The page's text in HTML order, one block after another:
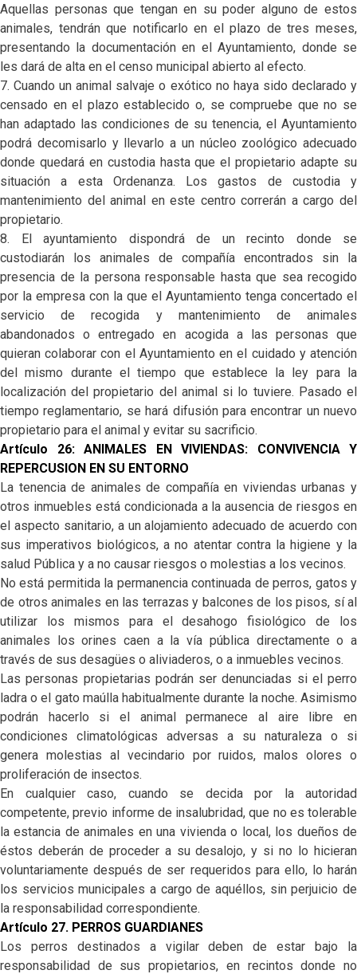
Aquellas personas que tengan en su poder alguno de estos
animales, tendrán que notificarlo en el plazo de tres meses,
presentando la documentación en el Ayuntamiento, donde se
les dará de alta en el censo municipal abierto al efecto.
7. Cuando un animal salvaje o exótico no haya sido declarado y
censado en el plazo establecido o, se compruebe que no se
han adaptado las condiciones de su tenencia, el Ayuntamiento
podrá decomisarlo y llevarlo a un núcleo zoológico adecuado
donde quedará en custodia hasta que el propietario adapte su
situación a esta Ordenanza. Los gastos de custodia y
mantenimiento del animal en este centro correrán a cargo del
propietario.
8. El ayuntamiento dispondrá de un recinto donde se
custodiarán los animales de compañía encontrados sin la
presencia de la persona responsable hasta que sea recogido
por la empresa con la que el Ayuntamiento tenga concertado el
servicio de recogida y mantenimiento de animales
abandonados o entregado en acogida a las personas que
quieran colaborar con el Ayuntamiento en el cuidado y atención
del mismo durante el tiempo que establece la ley para la
localización del propietario del animal si lo tuviere. Pasado el
tiempo reglamentario, se hará difusión para encontrar un nuevo
propietario para el animal y evitar su sacrificio.
Artículo 26: ANIMALES EN VIVIENDAS: CONVIVENCIA Y
REPERCUSION EN SU ENTORNO
La tenencia de animales de compañía en viviendas urbanas y
otros inmuebles está condicionada a la ausencia de riesgos en
el aspecto sanitario, a un alojamiento adecuado de acuerdo con
sus imperativos biológicos, a no atentar contra la higiene y la
salud Pública y a no causar riesgos o molestias a los vecinos.
No está permitida la permanencia continuada de perros, gatos y
de otros animales en las terrazas y balcones de los pisos, sí al
utilizar los mismos para el desahogo fisiológico de los
animales los orines caen a la vía pública directamente o a
través de sus desagües o aliviaderos, o a inmuebles vecinos.
Las personas propietarias podrán ser denunciadas si el perro
ladra o el gato maúlla habitualmente durante la noche. Asimismo
podrán hacerlo si el animal permanece al aire libre en
condiciones climatológicas adversas a su naturaleza o si
genera molestias al vecindario por ruidos, malos olores o
proliferación de insectos.
En cualquier caso, cuando se decida por la autoridad
competente, previo informe de insalubridad, que no es tolerable
la estancia de animales en una vivienda o local, los dueños de
éstos deberán de proceder a su desalojo, y si no lo hicieran
voluntariamente después de ser requeridos para ello, lo harán
los servicios municipales a cargo de aquéllos, sin perjuicio de
la responsabilidad correspondiente.
Artículo 27. PERROS GUARDIANES
Los perros destinados a vigilar deben de estar bajo la
responsabilidad de sus propietarios, en recintos donde no